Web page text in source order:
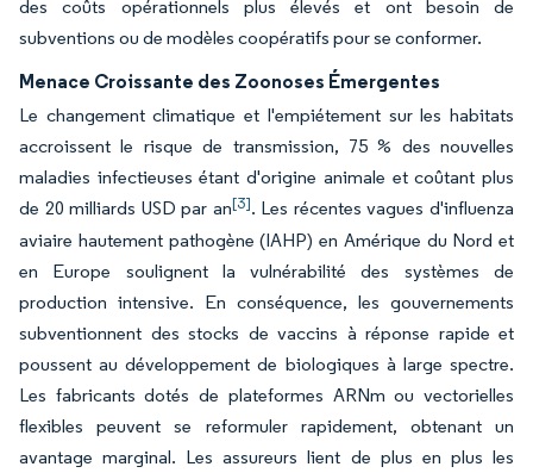
des coûts opérationnels plus élevés et ont besoin de
subventions ou de modèles coopératifs pour se conformer.
Menace Croissante des Zoonoses Émergentes
Le changement climatique et l'empiétement sur les habitats
accroissent le risque de transmission, 75 % des nouvelles
maladies infectieuses étant d'origine animale et coûtant plus
de 20 milliards USD par an[3]. Les récentes vagues d'influenza
aviaire hautement pathogène (IAHP) en Amérique du Nord et
en Europe soulignent la vulnérabilité des systèmes de
production intensive. En conséquence, les gouvernements
subventionnent des stocks de vaccins à réponse rapide et
poussent au développement de biologiques à large spectre.
Les fabricants dotés de plateformes ARNm ou vectorielles
flexibles peuvent se reformuler rapidement, obtenant un
avantage marginal. Les assureurs lient de plus en plus les